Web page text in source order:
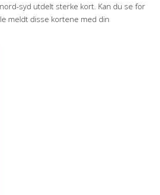
syd utdelt sterke kort. Kan du se for
meldt disse kortene med din